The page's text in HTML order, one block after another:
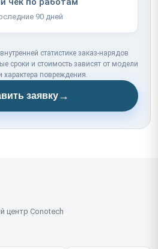
90 дней
статистике заказ-нарядов
сроки и стоимость зависят от модели
характера повреждения.
заявку→
центр Conotech